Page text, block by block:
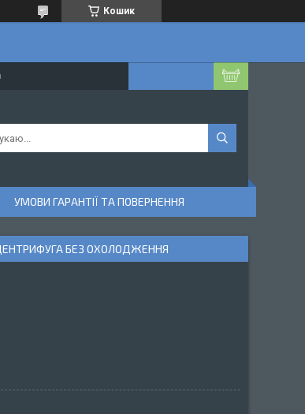
Кошик
УМОВИ ГАРАНТІЇ ТА ПОВЕРНЕННЯ
БЕЗ ОХОЛОДЖЕННЯ